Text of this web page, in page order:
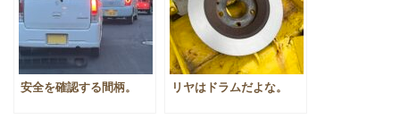
安全を確認する間柄。 リヤはドラムだよな。